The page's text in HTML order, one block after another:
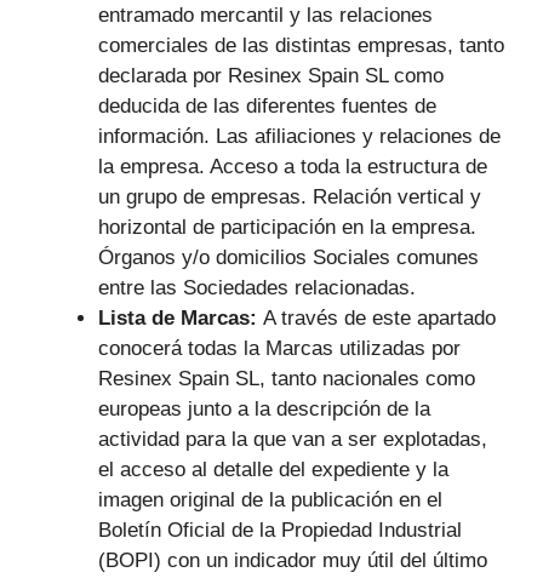
entramado mercantil y las relaciones
comerciales de las distintas empresas, tanto
declarada por Resinex Spain SL como
deducida de las diferentes fuentes de
información. Las afiliaciones y relaciones de
la empresa. Acceso a toda la estructura de
un grupo de empresas. Relación vertical y
horizontal de participación en la empresa.
Órganos y/o domicilios Sociales comunes
entre las Sociedades relacionadas.
Lista de Marcas: A través de este apartado
conocerá todas la Marcas utilizadas por
Resinex Spain SL, tanto nacionales como
europeas junto a la descripción de la
actividad para la que van a ser explotadas,
el acceso al detalle del expediente y la
imagen original de la publicación en el
Boletín Oficial de la Propiedad Industrial
(BOPI) con un indicador muy útil del último